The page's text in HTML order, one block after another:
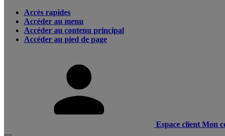
Accès rapides
Accéder au menu
Accéder au contenu principal
Accéder au pied de page
Espace client Mon